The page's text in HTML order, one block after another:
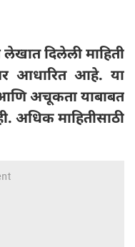
दिलेली माहिती
आधारित आहे. या
आणि अचूकता याबाबत
अधिक माहितीसाठी